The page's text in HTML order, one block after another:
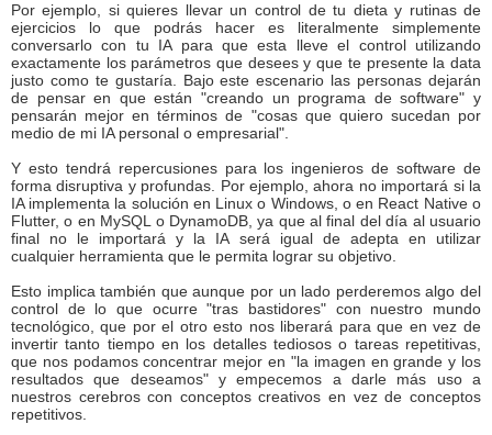
Por ejemplo, si quieres llevar un control de tu dieta y rutinas de
ejercicios lo que podrás hacer es literalmente simplemente
conversarlo con tu IA para que esta lleve el control utilizando
exactamente los parámetros que desees y que te presente la data
justo como te gustaría. Bajo este escenario las personas dejarán
de pensar en que están "creando un programa de software" y
pensarán mejor en términos de "cosas que quiero sucedan por
medio de mi IA personal o empresarial".
Y esto tendrá repercusiones para los ingenieros de software de
forma disruptiva y profundas. Por ejemplo, ahora no importará si la
IA implementa la solución en Linux o Windows, o en React Native o
Flutter, o en MySQL o DynamoDB, ya que al final del día al usuario
final no le importará y la IA será igual de adepta en utilizar
cualquier herramienta que le permita lograr su objetivo.
Esto implica también que aunque por un lado perderemos algo del
control de lo que ocurre "tras bastidores" con nuestro mundo
tecnológico, que por el otro esto nos liberará para que en vez de
invertir tanto tiempo en los detalles tediosos o tareas repetitivas,
que nos podamos concentrar mejor en "la imagen en grande y los
resultados que deseamos" y empecemos a darle más uso a
nuestros cerebros con conceptos creativos en vez de conceptos
repetitivos.